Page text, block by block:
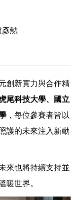
彥勲
創新實力與合作精
尾科技大學、國立
，每位參賽者皆以
護的未來注入新動
來也將持續支持並
暖世界。